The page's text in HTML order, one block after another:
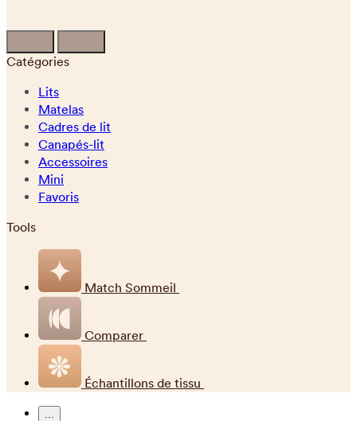
Catégories
Lits
Matelas
Cadres de lit
Canapés-lit
Accessoires
Mini
Favoris
Tools
Match Sommeil
Comparer
Échantillons de tissu
...